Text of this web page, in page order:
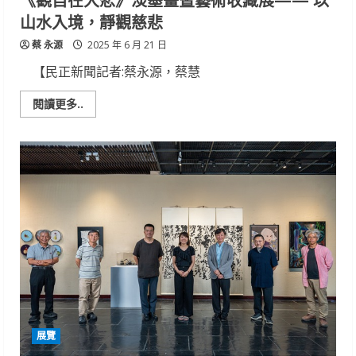
山水入境，靜觀慈悲
蔡 永源 2025 年 6 月 21 日
【民正新聞記者:蔡永源，蔡慧
閱讀更多..
more
自
在
大
淡
暨
藝
術
收
藏
展
——
以
山
水
入
境，
展覽